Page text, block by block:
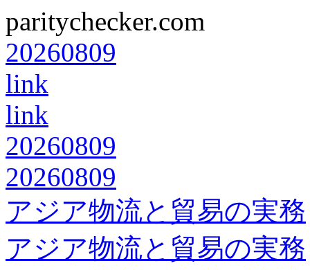
paritychecker.com
20260809
link
link
20260809
20260809
アジア物流と貿易の実務
アジア物流と貿易の実務